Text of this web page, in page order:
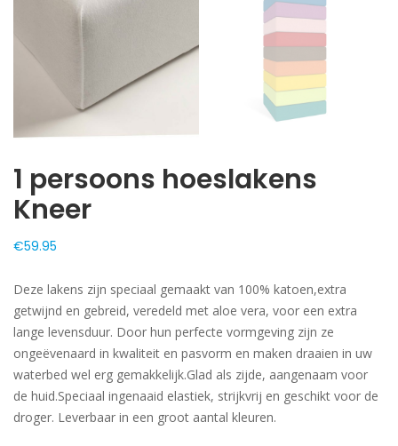
1 persoons hoeslakens
Kneer
€59.95
Deze lakens zijn speciaal gemaakt van 100% katoen,extra
getwijnd en gebreid, veredeld met aloe vera, voor een extra
lange levensduur. Door hun perfecte vormgeving zijn ze
ongeëvenaard in kwaliteit en pasvorm en maken draaien in uw
waterbed wel erg gemakkelijk.Glad als zijde, aangenaam voor
de huid.Speciaal ingenaaid elastiek, strijkvrij en geschikt voor de
droger. Leverbaar in een groot aantal kleuren.